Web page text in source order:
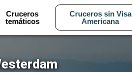
Cruceros
temáticos
Cruceros sin Visa
Americana